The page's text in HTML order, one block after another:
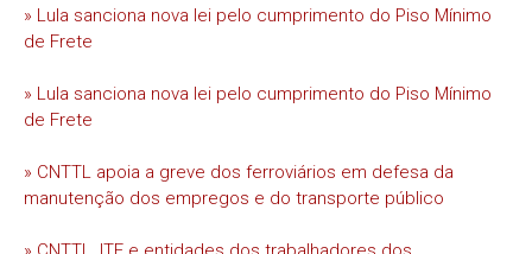
» Lula sanciona nova lei pelo cumprimento do Piso Mínimo
de Frete
» Lula sanciona nova lei pelo cumprimento do Piso Mínimo
de Frete
» CNTTL apoia a greve dos ferroviários em defesa da
manutenção dos empregos e do transporte público